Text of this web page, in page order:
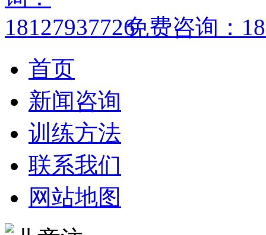
免费咨询：
首页
新闻咨询
训练方法
联系我们
网站地图